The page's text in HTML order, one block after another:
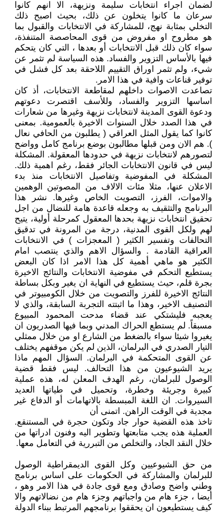
لضمان اجراء انتخابات سليمة ونزيهة، الا انهم كانوا
سرعان ما كانوا يتخلون عن ذلك، بحيث اصبح ذلك
التخلي بمثابة نهج، للمشاركة في الانتخابات والقبول بما
هو مطروح او مفروض من قوى المحاصصة المتنفذة،
سواء كان ذلك قبل الانتخابات أو بعدها ، التي كان يتحكم
فيها بالأساس التزوير والفساد. هذه السياسة لم تثمر عن
شيء، ولم تثمر اوراق التقييم اللاحقة بعد كل فشل في
توفير قناعات وافية في هذا الامر.
تصاعدت الاصوات داخلهم لمقاطعة الانتخابات، أذ كان
اساسها التزوير والفساد، وللأسف اقتصرت دعوتهم
ودعوة القوى المدينة لانتخابات نزيهة وغيرها من شعارات
في هذا الصدد خلال السنوات الاخيرة بالعمومية. بمعنى
كانوا كما يقول المثل العراقي ( يطلبون من الحافي نعال
). هم الان ومن قبلها مطالبون بوضع برنامج كامل وواضح
لتصورهم لانتخابات نزيهة في حدودها المعقولة. المشكلة
ليس في قانون الانتخابات الجائر فقط، رغم اهمية ذلك.
المشكلة في المفوضية وتفاصيل الانتخابات منذ بدء
الاعلان عنها، مثلا مئات الالاف من المصوتين الوهمين
والاموات، الفرز، التصويت الخاص وغيرها. نشر هذا
البرنامج والتثقيف به وجعله قاعدة هامة للنضال من اجل
تحقيق انتخابات نزيهة بحدها المعقول كمرحلة أولية، يتيح
لهم ولكل القوى المدنية، درجة من المرونة في تدقيق
التحالفات وتفسير الكثير ( المعجزات ) في الانتخابات
العراقية القادمة . والسؤال الاهم والذي ينتصب امام
الكثير هو ماهي أهمية كل هذا الامر اذا كان البعض
يستطيع التحكم في مفوضية الانتخابات والنتائج الاخيرة
بجرة قلم، حيث يستطيع في النهاية ان يغير وبكل بساطة
النتائج الاخيرة للفرز والتصويت من خلال الكومبيوتر في
التصنيف الاخير، وهذا ما اثبتته التجربة السابقة، والذي لا
يعجبه فليشتكي عند قضاء مدحت المحمود المبيوع
مسبقاً. لم يستطع الحراك المدني وبما فيها الصدريون ان
يغيروا شيئا سواء بالضغط من الشارع او من خلال ممثلي
التيار الصدري في البرلمان، الذين لم يكن موقفهم يختلف
عن القوى المتحكمة في البرلمان. السؤال المهم ماذا
يريد الشيوعيون من هذا التحالف. ليس فقط قضية
الوصول للبرلمان، رغم الهدف المعلن له، هذه عملية
كبيرة وجريئة وخطرة، وتحميل في طياتها العديد
السيروات. ان اللغة المبسطة بالاتهامات أو الدفاع غير
مجدية في الوقت الراهن. اتمنى أن
تاخذ هذه القضية حوار جاد وتكون حجرة في المستنقع.
العملية هذه يجب متابعتها وتطوير اليه وفنون ادراتها من
خلال النقد الجاد، والتخلص من التبررية في التعامل معها.
من حق الشيوعيين وكل القوى الديمقراطية الوصول
للبرلمان والمشاركة في الحكومات على اساس برنامج
وطني واضح وصادق ومع قوى جادة في هذا الامر وهو ،
أيضا ، جزء هام من واجباتهم وجزء هام من نضالاتهم والا
كيف يستطيعون ان يحققوا برنامجهم المرتبط ببناء الدولة